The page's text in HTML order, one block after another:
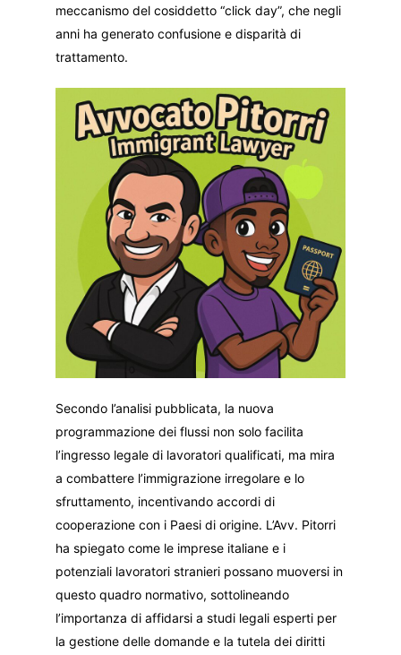
meccanismo del cosiddetto “click day”, che negli
anni ha generato confusione e disparità di
trattamento.
Secondo l’analisi pubblicata, la nuova
programmazione dei flussi non solo facilita
l’ingresso legale di lavoratori qualificati, ma mira
a combattere l’immigrazione irregolare e lo
sfruttamento, incentivando accordi di
cooperazione con i Paesi di origine. L’Avv. Pitorri
ha spiegato come le imprese italiane e i
potenziali lavoratori stranieri possano muoversi in
questo quadro normativo, sottolineando
l’importanza di affidarsi a studi legali esperti per
la gestione delle domande e la tutela dei diritti